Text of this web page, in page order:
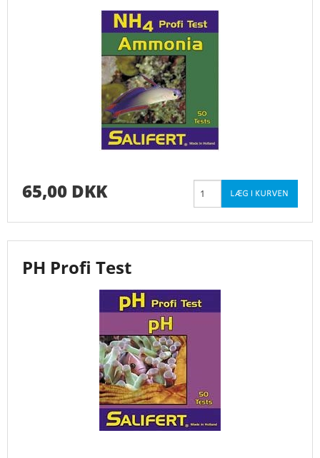
65,00 DKK
PH Profi Test